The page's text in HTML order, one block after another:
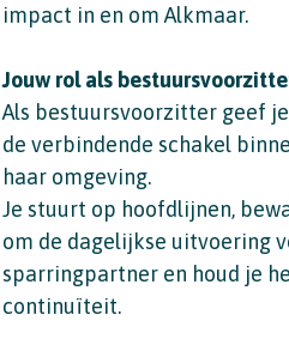
impact in en om Alkmaar.
Jouw rol als
Als bestuursvoorzitter geef
de verbindende schakel
haar omgeving.
Je stuurt op hoofdlijnen,
om de dagelijkse uitvoering
sparringpartner en houd je
continuïteit.